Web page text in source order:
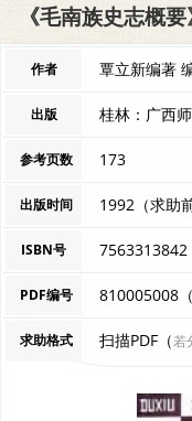
《毛南族史志概要
作者 覃立新编著
出版 桂林：广西
参考页数 173
出版时间 1992（求助
ISBN号
PDF编号 810005008
求助格式 扫描PDF（若